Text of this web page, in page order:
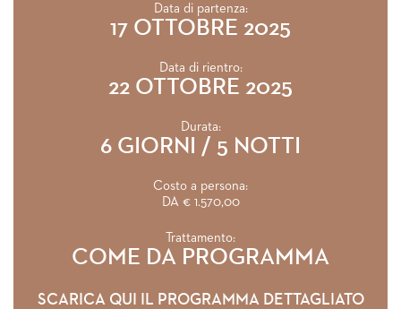
Data di partenza:
17 OTTOBRE 2025
Data di rientro:
22 OTTOBRE 2025
Durata:
6 GIORNI / 5 NOTTI
Costo a persona:
DA € 1.570,00
Trattamento:
COME DA PROGRAMMA
SCARICA QUI IL PROGRAMMA DETTAGLIATO